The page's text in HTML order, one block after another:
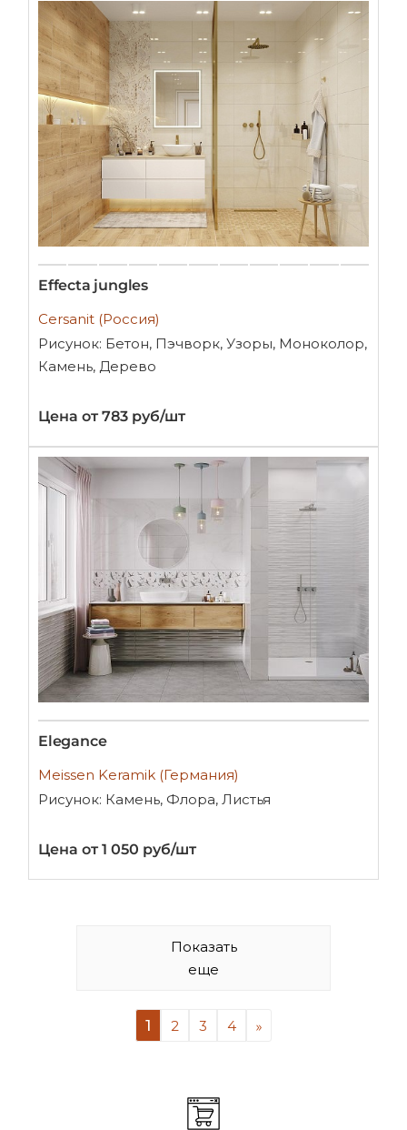
Effecta jungles
Cersanit (Россия)
Рисунок: Бетон, Пэчворк, Узоры, Моноколор,
Камень, Дерево
Цена от 783 руб/шт
Elegance
Meissen Keramik (Германия)
Рисунок: Камень, Флора, Листья
Цена от 1 050 руб/шт
Показать
еще
1 2 3 4